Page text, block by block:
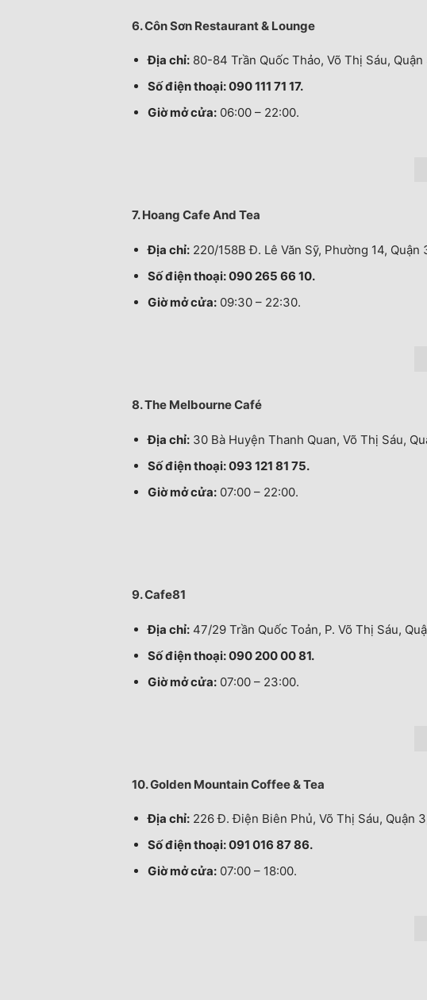
6. Côn Sơn Restaurant & Lounge
Địa chỉ:80-84 Trần Quốc Thảo, Võ Thị Sáu,
Số điện thoại: 090 111 71 17.
Giờ mở cửa:06:00 – 22:00.
7. Hoang Cafe And Tea
Địa chỉ:220/158B Đ. Lê Văn Sỹ, Phường 14, Quận
Số điện thoại: 090 265 66 10.
Giờ mở cửa:09:30 – 22:30.
8. The Melbourne Café
Địa chỉ:30 Bà Huyện Thanh Quan, Võ Thị Sáu,
Số điện thoại: 093 121 81 75.
Giờ mở cửa:07:00 – 22:00.
9. Cafe81
Địa chỉ:47/29 Trần Quốc Toản, P. Võ Thị Sáu,
Số điện thoại: 090 200 00 81.
Giờ mở cửa:07:00 – 23:00.
10. Golden Mountain Coffee & Tea
Địa chỉ:226 Đ. Điện Biên Phủ, Võ Thị Sáu, Quận
Số điện thoại: 091 016 87 86.
Giờ mở cửa:07:00 – 18:00.